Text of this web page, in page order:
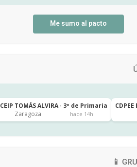
Me sumo al pacto
CEIP TOMÁS ALVIRA · 3º de Primaria
Zaragoza
hace 14h
📱